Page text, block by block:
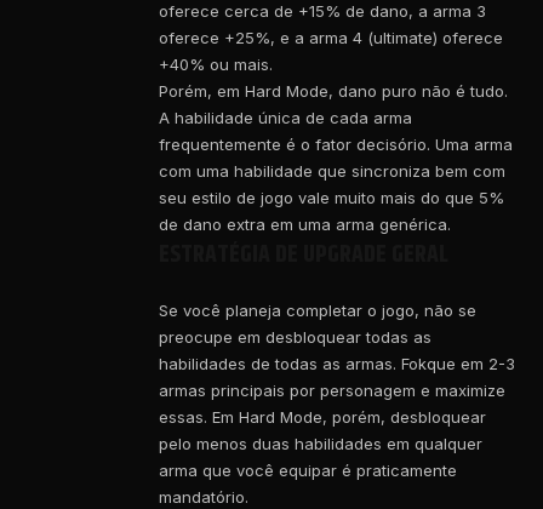
oferece cerca de +15% de dano, a arma 3
oferece +25%, e a arma 4 (ultimate) oferece
+40% ou mais.
Porém, em Hard Mode, dano puro não é tudo.
A habilidade única de cada arma
frequentemente é o fator decisório. Uma arma
com uma habilidade que sincroniza bem com
seu estilo de jogo vale muito mais do que 5%
de dano extra em uma arma genérica.
Se você planeja completar o jogo, não se
preocupe em desbloquear todas as
habilidades de todas as armas. Fokque em 2-3
armas principais por personagem e maximize
essas. Em Hard Mode, porém, desbloquear
pelo menos duas habilidades em qualquer
arma que você equipar é praticamente
mandatório.